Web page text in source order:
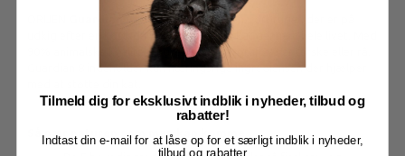
henvender sig til den forbruger, der er på
udkig efter en kost, der vil støtte deres kat gennem hele livet. Med
90% animalske kvalitetsingredienser, hvoraf 2/3 er ferske eller rå.
Guardian 8 indeholder kun næringsrige ingredienser, der hjælper
Så nær naturen som man kan komme
Tilmeld dig for eksklusivt indblik i nyheder, tilbud og
rabatter!
Indtast din e-mail for at låse op for et særligt indblik i nyheder,